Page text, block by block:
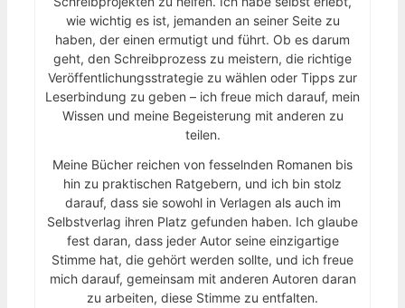
wie wichtig es ist, jemanden an seiner Seite zu
haben, der einen ermutigt und führt. Ob es darum
geht, den Schreibprozess zu meistern, die richtige
Veröffentlichungsstrategie zu wählen oder Tipps zur
Leserbindung zu geben – ich freue mich darauf, mein
Wissen und meine Begeisterung mit anderen zu
teilen.
Meine Bücher reichen von fesselnden Romanen bis
hin zu praktischen Ratgebern, und ich bin stolz
darauf, dass sie sowohl in Verlagen als auch im
Selbstverlag ihren Platz gefunden haben. Ich glaube
fest daran, dass jeder Autor seine einzigartige
Stimme hat, die gehört werden sollte, und ich freue
mich darauf, gemeinsam mit anderen Autoren daran
zu arbeiten, diese Stimme zu entfalten.